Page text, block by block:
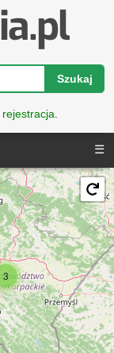
Szukaj
rejestracja
☰
3